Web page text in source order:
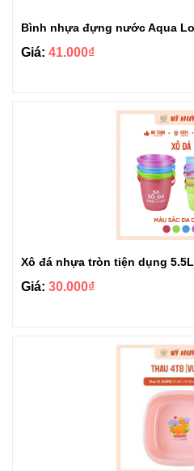
Bình nhựa đựng nước Aqua
Giá: 41.000₫
Xô đá nhựa tròn tiện dụng
Giá: 30.000₫